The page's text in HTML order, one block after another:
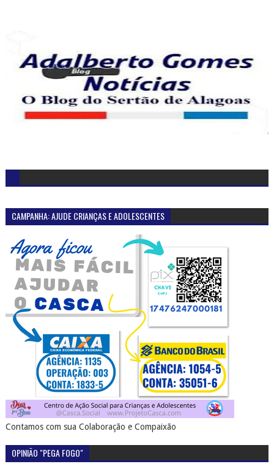
CAMPANHA: AJUDE CRIANÇAS E ADOLESCENTES
Contamos com sua Colaboração e Compaixão
OPINIÃO "PEGA FOGO"